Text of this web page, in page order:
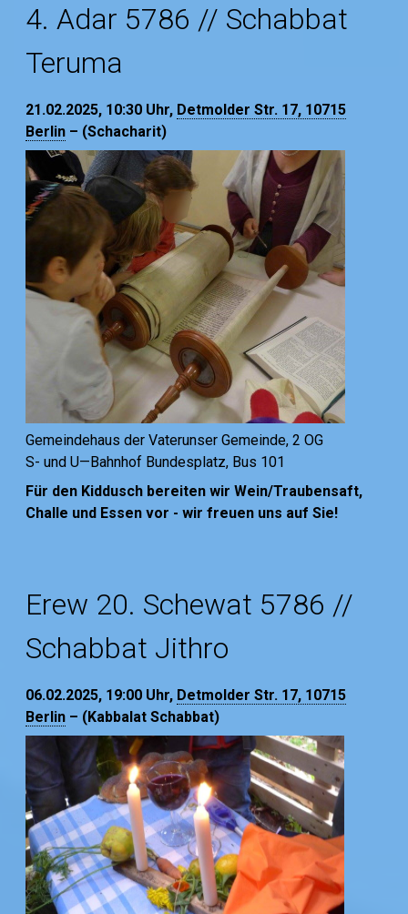
4. Adar 5786 // Schabbat
Teruma
21.02.2025, 10:30 Uhr, Detmolder Str. 17, 10715
Berlin – (Schacharit)
Gemeindehaus der Vaterunser Gemeinde, 2 OG
S- und U—Bahnhof Bundesplatz, Bus 101
Für den Kiddusch bereiten wir Wein/Traubensaft,
Challe und Essen vor - wir freuen uns auf Sie!
Erew 20. Schewat 5786 //
Schabbat Jithro
06.02.2025, 19:00 Uhr, Detmolder Str. 17, 10715
Berlin – (Kabbalat Schabbat)